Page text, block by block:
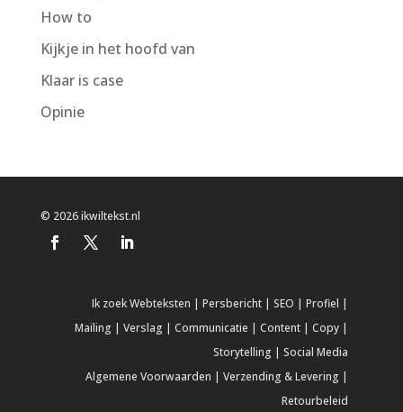
How to
Kijkje in het hoofd van
Klaar is case
Opinie
© 2026 ikwiltekst.nl
Ik zoekWebteksten |Persbericht |SEO |Profiel |
Mailing |Verslag |Communicatie |Content |Copy |
Storytelling |Social Media
Algemene Voorwaarden |Verzending & Levering |
Retourbeleid